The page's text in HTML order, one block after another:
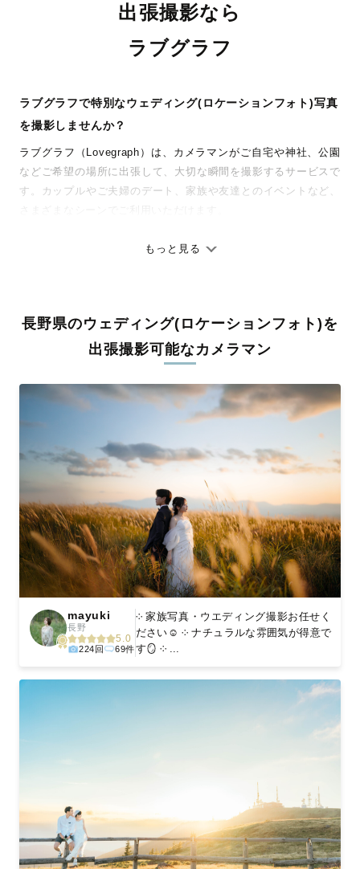
出張撮影なら
ラブグラフ
ラブグラフで特別なウェディング(ロケーションフォト)写真
を撮影しませんか？
ラブグラフ（Lovegraph）は、カメラマンがご自宅や神社、公園
などご希望の場所に出張して、大切な瞬間を撮影するサービスで
す。カップルやご夫婦のデート、家族や友達とのイベントなど、
ありのままの空気感を大切に、何十年経っても見返したくなるよ
料金は全国どこでも一律。わかりやすく安心の価格設定です。オ
リジナルの研修と厳正な審査に合格し、撮影技術やホスピタリテ
ィを身につけたプロのカメラマンが全国47都道府県に在籍してい
験をお届けします。
丁寧なレタッチで思い出を美しく仕上げます
撮影後は、独自の編集技術で写真の明るさや色合いを丁寧に調
整。自然な雰囲気を残しつつも、おしゃれで洗練された仕上がり
に。きっと「こんな写真を撮ってほしかった！」と思える一枚に
出会えます。まずは、ラブグラフの撮影事例をご覧ください。
もっと見る
長野県のウェディング(ロケーションフォト)を
出張撮影可能なカメラマン
mayuki
長野
5.0
224回 69件
༶ 家族写真・ウエディング撮影お任せく
ださい☺︎ ༶ ナチュラルな雰囲気が得意で
す🪞 ༶ ...